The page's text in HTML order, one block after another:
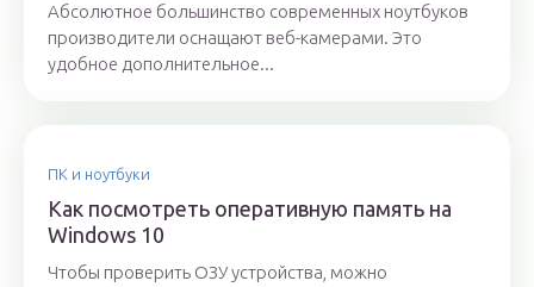
Абсолютное большинство современных ноутбуков
производители оснащают веб-камерами. Это
удобное дополнительное...
ПК и ноутбуки
Как посмотреть оперативную память на
Windows 10
Чтобы проверить ОЗУ устройства, можно